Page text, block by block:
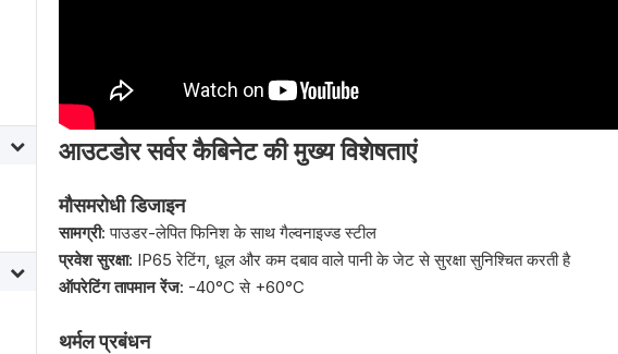
आउटडोर सर्वर कैबिनेट की मुख्य विशेषताएं
मौसमरोधी डिजाइन
सामग्री:पाउडर-लेपित फिनिश के साथ गैल्वनाइज्ड स्टील
प्रवेश सुरक्षा: IP65 रेटिंग, धूल और कम दबाव वाले पानी के जेट से सुरक्षा सुनिश्चित करती है
ऑपरेटिंग तापमान रेंज: -40°C से +60°C
थर्मल प्रबंधन